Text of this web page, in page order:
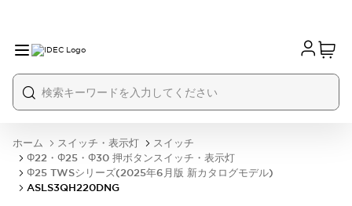
ホーム スイッチ・表示灯
スイッチ
Φ22・Φ25・Φ30 押ボタンスイッチ・表示灯
Φ25 TWSシリーズ(2025年6月版 新カタログモデル)
ASLS3QH220DNG